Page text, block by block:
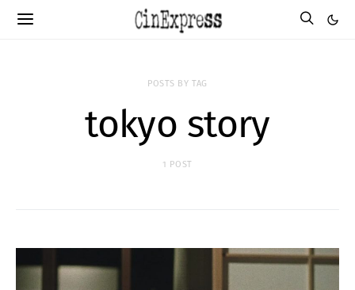
POSTS BY TAG
tokyo story
1 POST